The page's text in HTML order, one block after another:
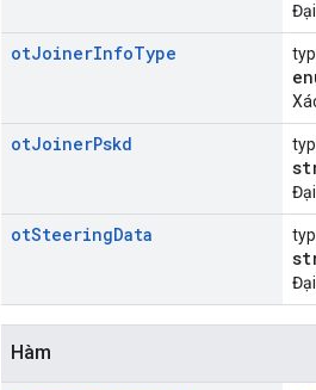
otJoinerInfoType
otJoinerPskd
otSteeringData
Hàm